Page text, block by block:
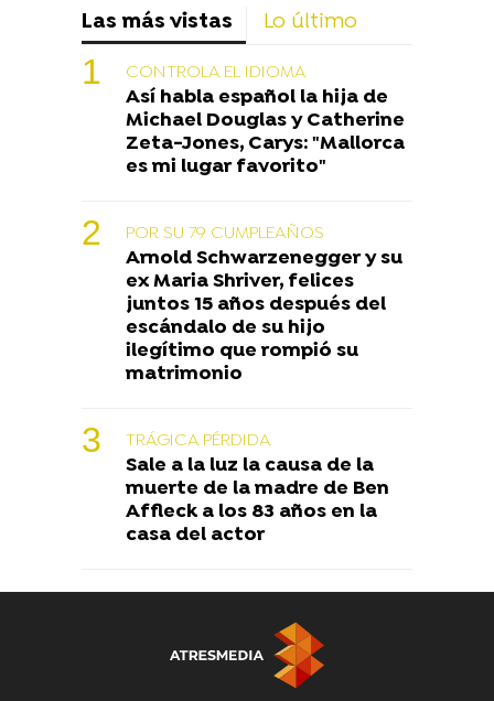
Las más vistas Lo último
CONTROLA EL IDIOMA
Así habla español la hija de
Michael Douglas y Catherine
Zeta-Jones, Carys: "Mallorca
es mi lugar favorito"
POR SU 79 CUMPLEAÑOS
Arnold Schwarzenegger y su
ex Maria Shriver, felices
juntos 15 años después del
escándalo de su hijo
ilegítimo que rompió su
matrimonio
TRÁGICA PÉRDIDA
Sale a la luz la causa de la
muerte de la madre de Ben
Affleck a los 83 años en la
casa del actor